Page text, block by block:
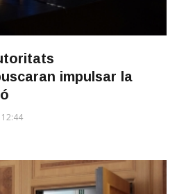
impulsar la
12:44